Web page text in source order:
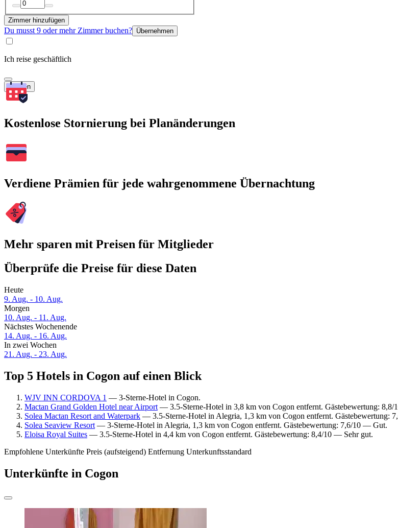
Zimmer hinzufügen
Du musst 9 oder mehr Zimmer buchen? Übernehmen
Ich reise geschäftlich
Suchen
Kostenlose Stornierung bei Planänderungen
Verdiene Prämien für jede wahrgenommene Übernachtung
Mehr sparen mit Preisen für Mitglieder
Überprüfe die Preise für diese Daten
Heute
9. Aug. - 10. Aug.
Morgen
10. Aug. - 11. Aug.
Nächstes Wochenende
14. Aug. - 16. Aug.
In zwei Wochen
21. Aug. - 23. Aug.
Top 5 Hotels in Cogon auf einen Blick
WJV INN CORDOVA 1 — 3-Sterne-Hotel in Cogon.
Mactan Grand Golden Hotel near Airport — 3.5-Sterne-Hotel in 3,8 km von Cogon entfernt. Gästebewertung:
Solea Mactan Resort and Waterpark — 3.5-Sterne-Hotel in Alegria, 1,3 km von Cogon entfernt. Gästebewertung:
Solea Seaview Resort — 3-Sterne-Hotel in Alegria, 1,3 km von Cogon entfernt. Gästebewertung: 7,6/10 — Gut.
Eloisa Royal Suites — 3.5-Sterne-Hotel in 4,4 km von Cogon entfernt. Gästebewertung: 8,4/10 — Sehr gut.
Empfohlene Unterkünfte Preis (aufsteigend) Entfernung Unterkunftsstandard
Unterkünfte in Cogon